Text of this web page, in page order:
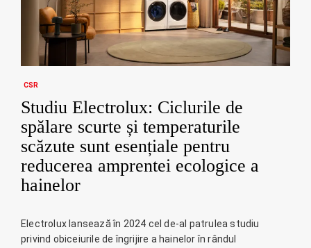
CSR
Studiu Electrolux: Ciclurile de
spălare scurte și temperaturile
scăzute sunt esențiale pentru
reducerea amprentei ecologice a
hainelor
Electrolux lansează în 2024 cel de-al patrulea studiu
privind obiceiurile de îngrijire a hainelor în rândul